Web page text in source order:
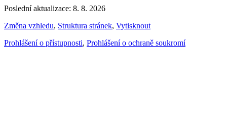
Poslední aktualizace: 8. 8. 2026
Změna vzhledu, Struktura stránek, Vytisknout
Prohlášení o přístupnosti, Prohlášení o ochraně soukromí